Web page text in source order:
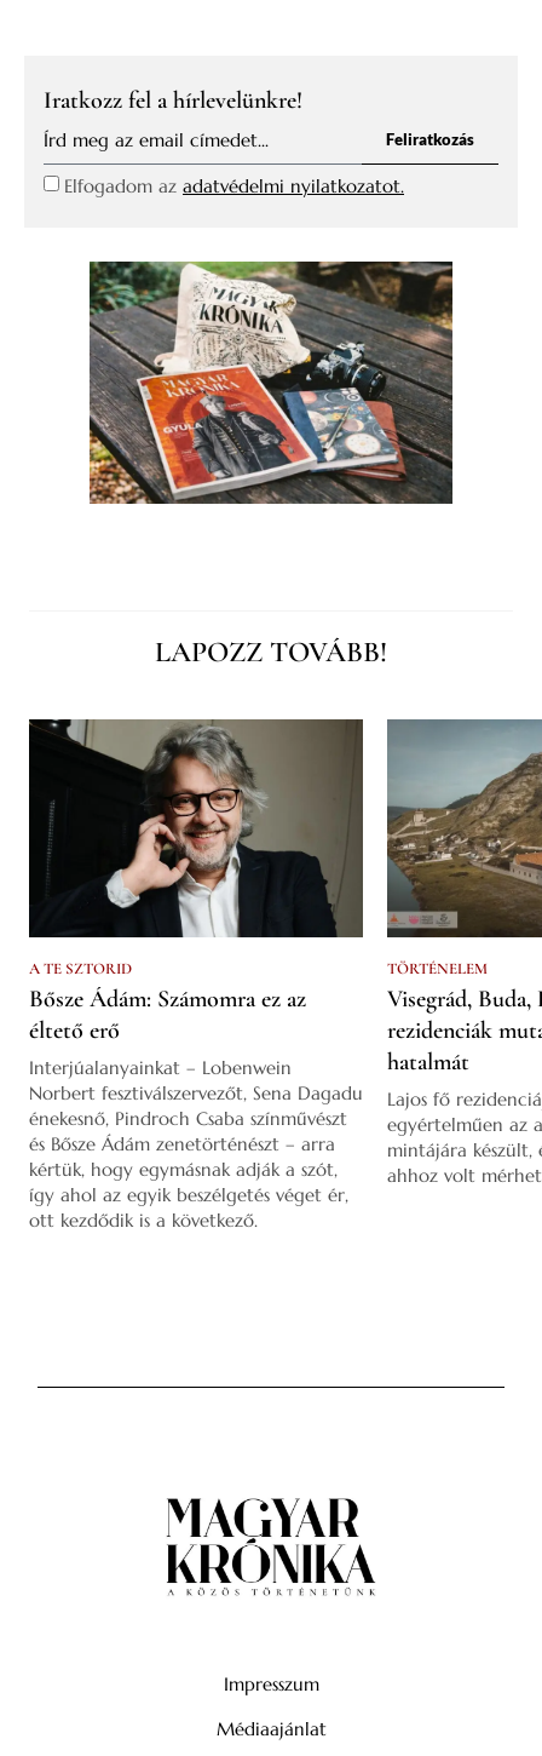
Iratkozz fel a hírlevelünkre!
Elfogadom az adatvédelmi nyilatkozatot.
Feliratkozás
LAPOZZ TOVÁBB!
A TE SZTORID
Bősze Ádám: Számomra ez az
éltető erő
Interjúalanyainkat – Lobenwein
Norbert fesztiválszervezőt, Sena Dagadu
énekesnő, Pindroch Csaba színművészt
és Bősze Ádám zenetörténészt – arra
kértük, hogy egymásnak adják a szót,
így ahol az egyik beszélgetés véget ér,
ott kezdődik is a következő.
TÖRTÉNELEM
Visegrád,
rezidenciák
hatalmát
Lajos fő
egyértelműen az
mintájára készült,
ahhoz volt
Impresszum
Médiaajánlat